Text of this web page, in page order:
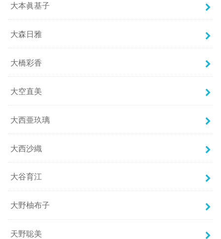
大本眞基子
大森日雅
大橋彩香
大空直美
大西亜玖璃
大西沙織
大谷育江
大野柚布子
天野聡美